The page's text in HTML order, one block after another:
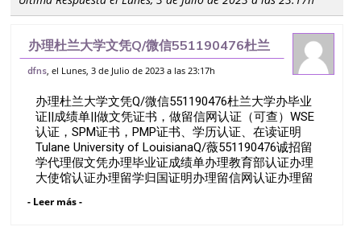
办理杜兰大学文凭Q/微信551190476杜兰
大学办毕业证||成绩单||做文凭证书，做留信
PMP证书、学历认证、在读证
dfns , el Lunes, 3 de Julio de 2023 a las 23:17h
办理杜兰大学文凭Q/微信551190476杜兰大学办毕业
证||成绩单||做文凭证书，做留信网认证（可查）WSE
认证，SPM证书，PMP证书、学历认证、在读证明
Tulane University of LouisianaQ/薇551190476诚招留
学代理假文凭办理毕业证成绩单办理教育部认证办理
大使馆认证办理留学归国证明办理留信网认证办理留
学位证书办理美国文凭办理澳洲文凭办理英国文凭办
- Leer más -